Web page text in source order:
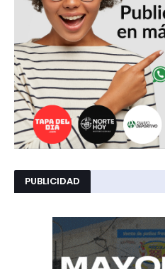
PUBLICIDAD